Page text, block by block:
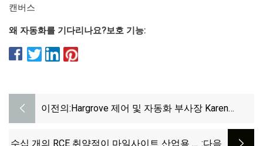
캔버스
왜 자동화를 기다리나요?보호 기능:
이전의: Hargrove 제어 및 자동화 부사장 Karen
수십 개의 RCE 취약점이 마일사이트 산업용 라 :다음